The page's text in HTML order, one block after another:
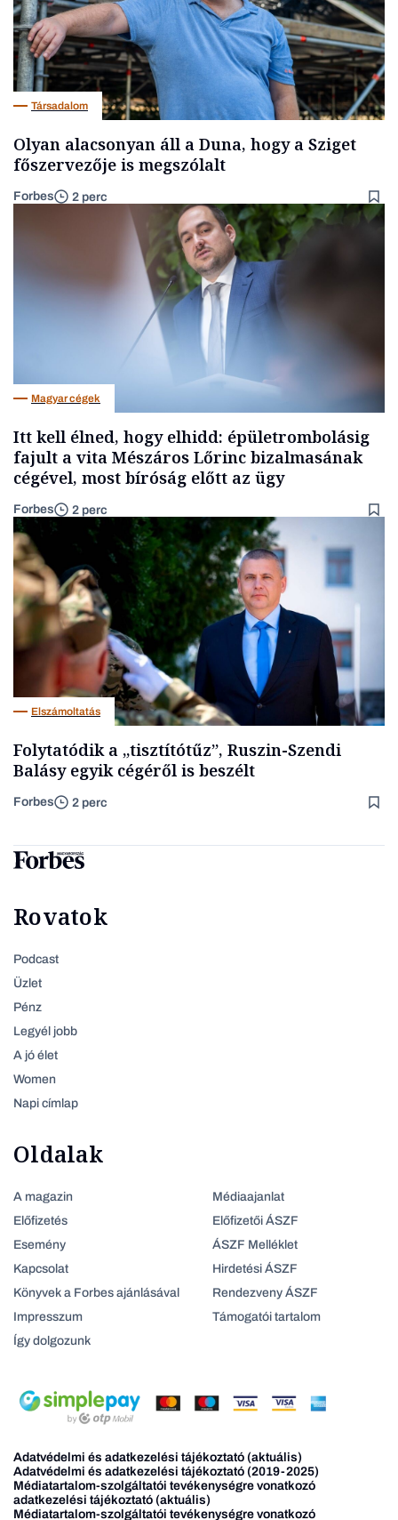
Társadalom
Olyan alacsonyan áll a Duna, hogy a Sziget
főszervezője is megszólalt
Forbes 2 perc
Magyar cégek
Itt kell élned, hogy elhidd: épületrombolásig
fajult a vita Mészáros Lőrinc bizalmasának
cégével, most bíróság előtt az ügy
Forbes 2 perc
Elszámoltatás
Folytatódik a „tisztítótűz”, Ruszin-Szendi
Balásy egyik cégéről is beszélt
Forbes 2 perc
Rovatok
Podcast
Üzlet
Pénz
Legyél jobb
A jó élet
Women
Napi címlap
Oldalak
A magazin
Előfizetés
Esemény
Kapcsolat
Könyvek a Forbes ajánlásával
Impresszum
Így dolgozunk
Médiaajanlat
Előfizetői ÁSZF
ÁSZF Melléklet
Hirdetési ÁSZF
Rendezveny ÁSZF
Támogatói tartalom
Adatvédelmi és adatkezelési tájékoztató (aktuális)
Adatvédelmi és adatkezelési tájékoztató (2019-2025)
Médiatartalom-szolgáltatói tevékenységre vonatkozó
adatkezelési tájékoztató (aktuális)
Médiatartalom-szolgáltatói tevékenységre vonatkozó